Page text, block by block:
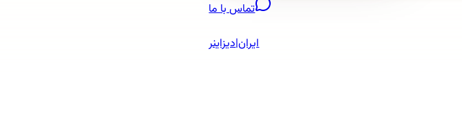
تماس با ما
ایران|دیزاینر